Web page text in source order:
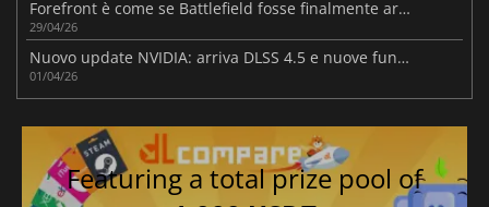
Forefront è come se Battlefield fosse finalmente arrivato in VR
29/04/26
Nuovo update NVIDIA: arriva DLSS 4.5 e nuove funzionalità
01/04/26
Featuring a total prize pool of